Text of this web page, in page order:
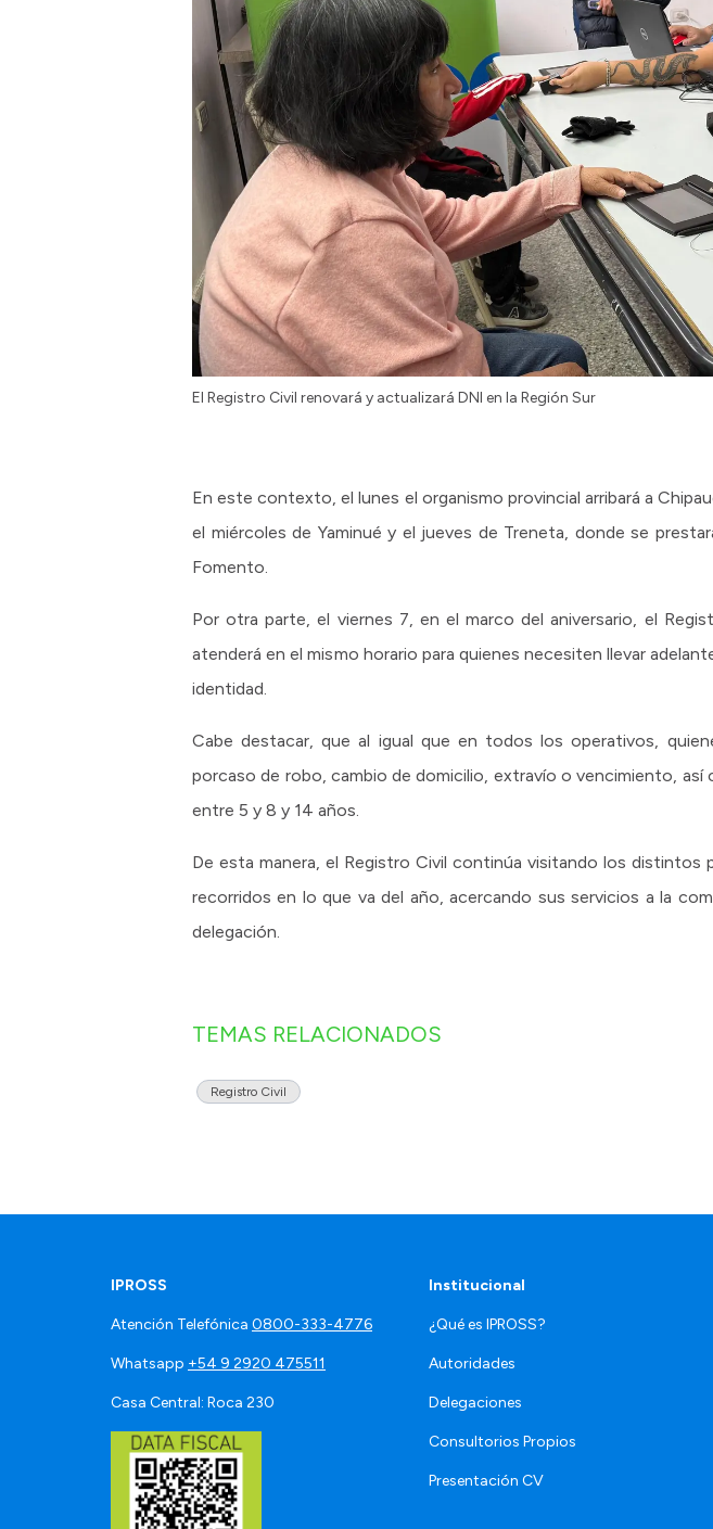
El Registro Civil renovará y actualizará DNI en la Región Sur
En este contexto, el lunes el organismo provincial arribará a
el miércoles de Yaminué y el jueves de Treneta, donde se
Fomento.
Por otra parte, el viernes 7, en el marco del aniversario, el
atenderá en el mismo horario para quienes necesiten llevar
identidad.
Cabe destacar, que al igual que en todos los operativos,
porcaso de robo, cambio de domicilio, extravío o vencimiento, así
entre 5 y 8 y 14 años.
De esta manera, el Registro Civil continúa visitando los distintos
recorridos en lo que va del año, acercando sus servicios a la
delegación.
TEMAS RELACIONADOS
Registro Civil
IPROSS
Atención Telefónica 0800-333-4776
Whatsapp +54 9 2920 475511
Casa Central: Roca 230
Institucional
¿Qué es IPROSS?
Autoridades
Delegaciones
Consultorios Propios
Presentación CV